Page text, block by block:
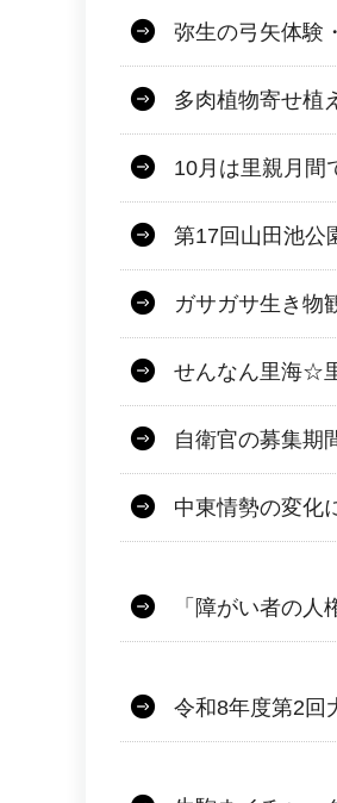
弥生の弓矢体験
多肉植物寄せ植
10月は里親月間
第17回山田池公
ガサガサ生き物
せんなん里海☆
自衛官の募集期
中東情勢の変化
「障がい者の
令和8年度第2回